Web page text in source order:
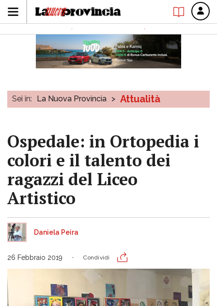
Sei in: La Nuova Provincia > Attualità
Ospedale: in Ortopedia i
colori e il talento dei
ragazzi del Liceo
Artistico
Daniela Peira
26 Febbraio 2019 Condividi